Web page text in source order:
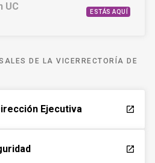
UC
ESTÁS AQUÍ
DE LA VICERRECTORÍA DE
Ejecutiva launch
launch